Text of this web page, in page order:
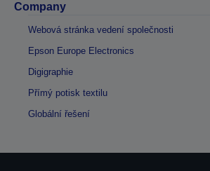
Company
Webová stránka vedení společnosti
Epson Europe Electronics
Digigraphie
Přímý potisk textilu
Globální řešení